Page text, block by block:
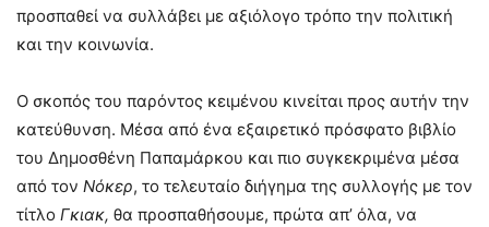
προσπαθεί να συλλάβει με αξιόλογο τρόπο την πολιτική
και την κοινωνία.
Ο σκοπός του παρόντος κειμένου κινείται προς αυτήν την
κατεύθυνση. Μέσα από ένα εξαιρετικό πρόσφατο βιβλίο
του Δημοσθένη Παπαμάρκου και πιο συγκεκριμένα μέσα
από τον Νόκερ, το τελευταίο διήγημα της συλλογής με τον
τίτλο Γκιακ, θα προσπαθήσουμε, πρώτα απ’ όλα, να